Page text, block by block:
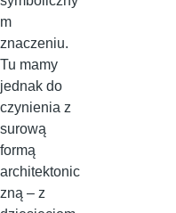
m
znaczeniu.
Tu mamy
jednak do
czynienia z
surową
formą
architektonic
zną – z